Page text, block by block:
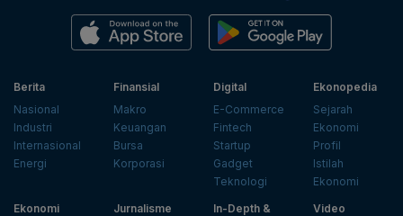
Berita
Nasional
Industri
Internasional
Energi
Finansial
Makro
Keuangan
Bursa
Korporasi
Digital
E-Commerce
Fintech
Startup
Gadget
Teknologi
Ekonopedia
Sejarah
Ekonomi
Profil
Istilah
Ekonomi
Ekonomi
Jurnalisme
In-Depth &
Video